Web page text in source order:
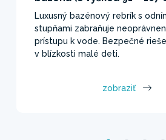
Luxusný bazénový rebrík s
stupňami zabraňuje
prístupu k vode. Bezpečné
v blízkosti malé deti.
zobraziť